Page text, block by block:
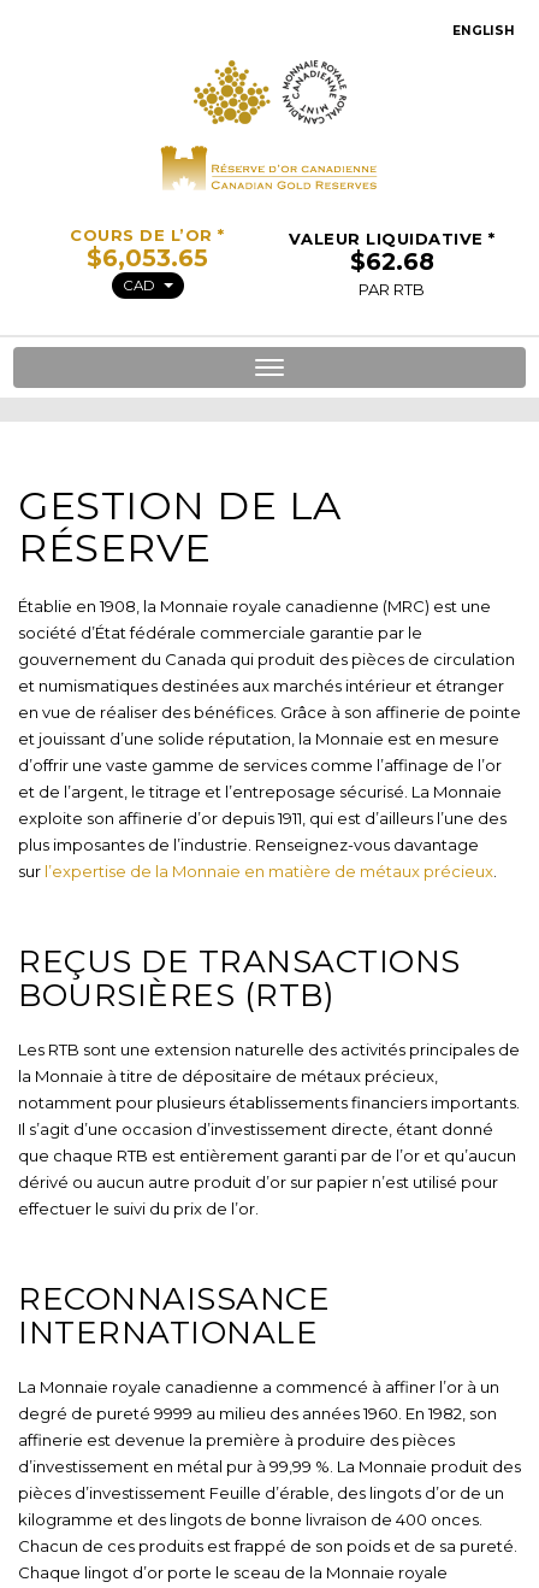
COURS DE L’OR *
CAD
VALEUR LIQUIDATIVE *
PAR RTB
ENGLISH
Toggle
navigation
GESTION DE LA
RÉSERVE
Établie en 1908, la Monnaie royale canadienne (MRC) est une
société d’État fédérale commerciale garantie par le
gouvernement du Canada qui produit des pièces de circulation
et numismatiques destinées aux marchés intérieur et étranger
en vue de réaliser des bénéfices. Grâce à son affinerie de pointe
et jouissant d’une solide réputation, la Monnaie est en mesure
d’offrir une vaste gamme de services comme l’affinage de l’or
et de l’argent, le titrage et l’entreposage sécurisé. La Monnaie
exploite son affinerie d’or depuis 1911, qui est d’ailleurs l’une des
plus imposantes de l’industrie. Renseignez-vous davantage
sur l’expertise de la Monnaie en matière de métaux précieux
REÇUS DE TRANSACTIONS
BOURSIÈRES (RTB)
Les RTB sont une extension naturelle des activités principales de
la Monnaie à titre de dépositaire de métaux précieux,
notamment pour plusieurs établissements financiers importants.
Il s’agit d’une occasion d’investissement directe, étant donné
que chaque RTB est entièrement garanti par de l’or et qu’aucun
dérivé ou aucun autre produit d’or sur papier n’est utilisé pour
effectuer le suivi du prix de l’or.
RECONNAISSANCE
INTERNATIONALE
La Monnaie royale canadienne a commencé à affiner l’or à un
degré de pureté 9999 au milieu des années 1960. En 1982, son
affinerie est devenue la première à produire des pièces
d’investissement en métal pur à 99,99 %. La Monnaie produit des
pièces d’investissement Feuille d’érable, des lingots d’or de un
kilogramme et des lingots de bonne livraison de 400 onces.
Chacun de ces produits est frappé de son poids et de sa pureté.
Chaque lingot d’or porte le sceau de la Monnaie royale